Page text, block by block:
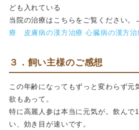
ども入れている
当院の治療はこちらをご覧ください
療
皮膚病の漢方治療 心臓病の漢方治
３．飼い主様のご感想
この年齢になってもずっと変わらず元
欲もあって。
特に高麗人参は本当に元気が。飲んで
い、効き目が速いです。